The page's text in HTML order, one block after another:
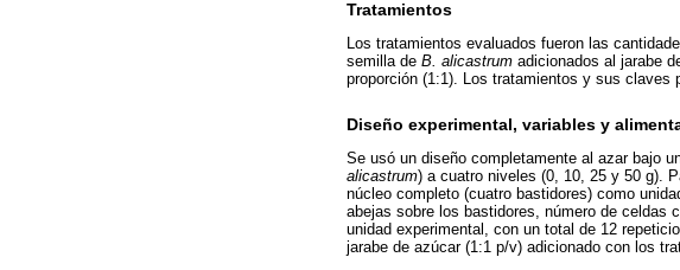
Tratamientos
Los tratamientos evaluados fueron las
semilla de B. alicastrum adicionados al jarabe
proporción (1:1). Los tratamientos y sus claves
Diseño experimental, variables y
Se usó un diseño completamente al azar bajo
alicastrum) a cuatro niveles (0, 10, 25 y 50 g).
núcleo completo (cuatro bastidores) como
abejas sobre los bastidores, número de celdas
unidad experimental, con un total de 12
jarabe de azúcar (1:1 p/v) adicionado con los